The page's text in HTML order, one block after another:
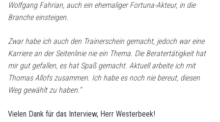
Wolfgang Fahrian, auch ein ehemaliger Fortuna-Akteur, in die
Branche einsteigen.
Zwar habe ich auch den Trainerschein gemacht, jedoch war eine
Karriere an der Seitenlinie nie ein Thema. Die Beratertätigkeit hat
mir gut gefallen, es hat Spaß gemacht. Aktuell arbeite ich mit
Thomas Allofs zusammen. Ich habe es noch nie bereut, diesen
Weg gewählt zu haben.“
Vielen Dank für das Interview, Herr Westerbeek!